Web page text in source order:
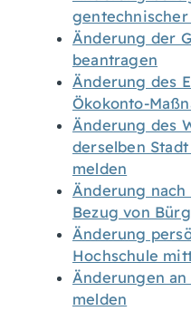
Änderung der
beantragen
Änderung des
Ökokonto-
Änderung des
derselben
melden
Änderung
Bezug von
Änderung
Hochschule
Änderungen an
melden